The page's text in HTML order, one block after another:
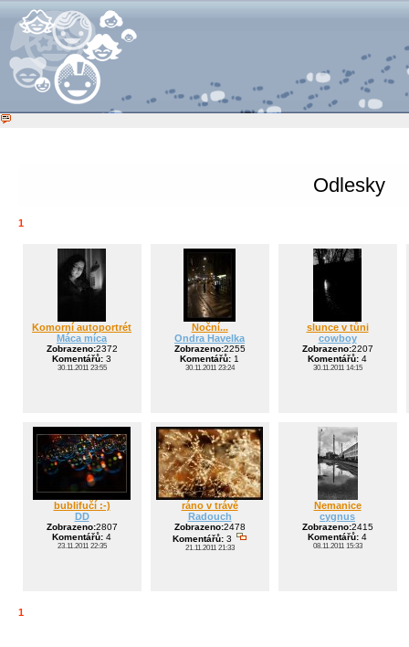
Odlesky
1
Komorní autoportrét
Máca míca
Zobrazeno:2372
Komentářů: 3
30.11.2011 23:55
Noční...
Ondra Havelka
Zobrazeno:2255
Komentářů: 1
30.11.2011 23:24
slunce v tůni
cowboy
Zobrazeno:2207
Komentářů: 4
30.11.2011 14:15
bublifučí :-)
DD
Zobrazeno:2807
Komentářů: 4
23.11.2011 22:35
ráno v trávě
Radouch
Zobrazeno:2478
Komentářů:3
21.11.2011 21:33
Nemanice
cygnus
Zobrazeno:2415
Komentářů: 4
08.11.2011 15:33
1